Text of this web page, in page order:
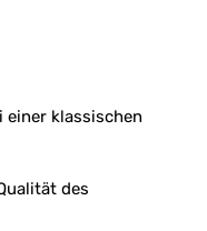
klassischen
des